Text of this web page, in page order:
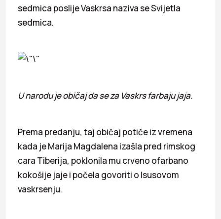
sedmica poslije Vaskrsa naziva se Svijetla
sedmica.
U narodu je običaj da se za Vaskrs farbaju jaja.
Prema predanju, taj običaj potiče iz vremena
kada je Marija Magdalena izašla pred rimskog
cara Tiberija, poklonila mu crveno ofarbano
kokošije jaje i počela govoriti o Isusovom
vaskrsenju.